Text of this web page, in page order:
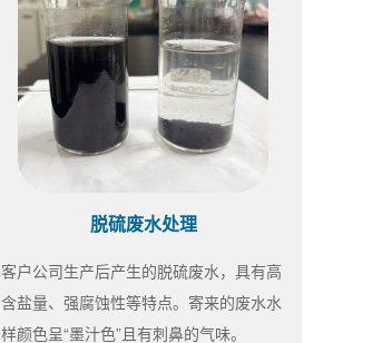
脱硫废水处理
客户公司生产后产生的脱硫废水，具有高
含盐量、强腐蚀性等特点。寄来的废水水
样颜色呈“墨汁色”且有刺鼻的气味。